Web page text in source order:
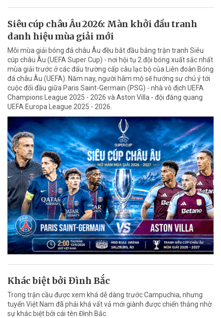
Siêu cúp châu Âu 2026: Màn khởi đầu tranh
danh hiệu mùa giải mới
Mỗi mùa giải bóng đá châu Âu đều bắt đầu bằng trận tranh Siêu
cúp châu Âu (UEFA Super Cup) - nơi hội tụ 2 đội bóng xuất sắc nhất
mùa giải trước ở các đấu trường cấp câu lạc bộ của Liên đoàn Bóng
đá châu Âu (UEFA). Năm nay, người hâm mộ sẽ hướng sự chú ý tới
cuộc đối đầu giữa Paris Saint-Germain (PSG) - nhà vô địch UEFA
Champions League 2025 - 2026 và Aston Villa - đội đăng quang
UEFA Europa League 2025 - 2026.
Khác biệt bởi Đình Bắc
Trong trận cầu được xem khá dễ dàng trước Campuchia, nhưng
tuyển Việt Nam đã phải khá vất vả mới giành được chiến thắng nhờ
sự khác biệt bởi cái tên Đình Bắc.